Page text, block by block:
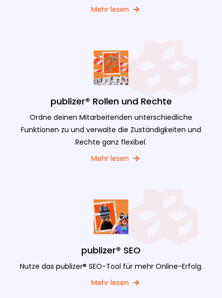
Mehr lesen
publizer® Rollen und Rechte
Ordne deinen Mitarbeitenden unterschiedliche
Funktionen zu und verwalte die Zuständigkeiten und
Rechte ganz flexibel.
Mehr lesen
publizer® SEO
Nutze das publizer® SEO-Tool für mehr Online-Erfolg.
Mehr lesen